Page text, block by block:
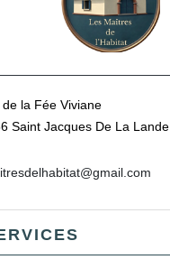
de la Fée Viviane
Saint Jacques De La Lande